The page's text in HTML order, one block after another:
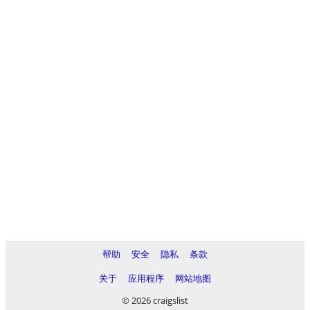
帮助 安全 隐私
条款
关于
应用程序
网站地图
© 2026 craigslist